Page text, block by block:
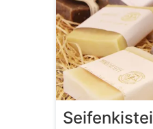
Seifenkistei